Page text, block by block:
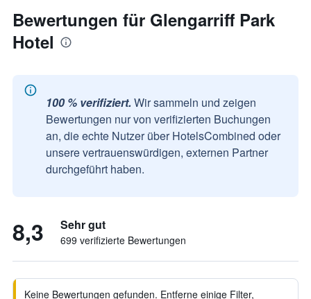
Bewertungen für Glengarriff Park
Hotel
100 % verifiziert. Wir sammeln und zeigen
Bewertungen nur von verifizierten Buchungen
an, die echte Nutzer über HotelsCombined oder
unsere vertrauenswürdigen, externen Partner
durchgeführt haben.
8,3 Sehr gut
699 verifizierte Bewertungen
Keine Bewertungen gefunden. Entferne einige Filter,